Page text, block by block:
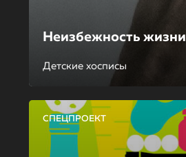
Неизбежность жизни
Детские хосписы
СПЕЦПРОЕКТ